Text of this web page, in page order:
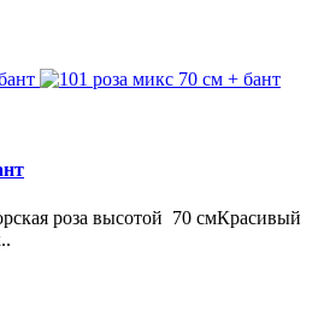
роза высотой 70 смКрасивый